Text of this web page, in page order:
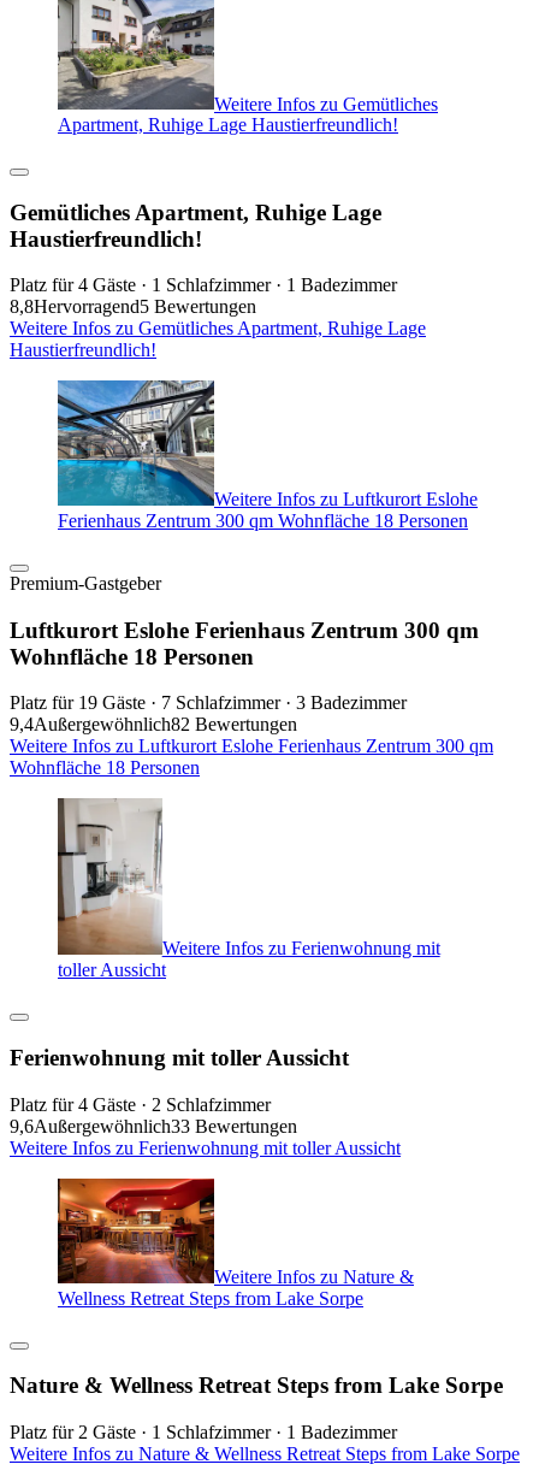
Weitere Infos zu Gemütliches
Apartment, Ruhige Lage Haustierfreundlich!
Gemütliches Apartment, Ruhige Lage
Haustierfreundlich!
Platz für 4 Gäste · 1 Schlafzimmer · 1 Badezimmer
8,8Hervorragend5 Bewertungen
Weitere Infos zu Gemütliches Apartment, Ruhige Lage
Haustierfreundlich!
Weitere Infos zu Luftkurort Eslohe
Ferienhaus Zentrum 300 qm Wohnfläche 18 Personen
Premium-Gastgeber
Luftkurort Eslohe Ferienhaus Zentrum 300 qm
Wohnfläche 18 Personen
Platz für 19 Gäste · 7 Schlafzimmer · 3 Badezimmer
9,4Außergewöhnlich82 Bewertungen
Weitere Infos zu Luftkurort Eslohe Ferienhaus Zentrum 300 qm
Wohnfläche 18 Personen
Weitere Infos zu Ferienwohnung mit
toller Aussicht
Ferienwohnung mit toller Aussicht
Platz für 4 Gäste · 2 Schlafzimmer
9,6Außergewöhnlich33 Bewertungen
Weitere Infos zu Ferienwohnung mit toller Aussicht
Weitere Infos zu Nature &
Wellness Retreat Steps from Lake Sorpe
Nature & Wellness Retreat Steps from Lake Sorpe
Platz für 2 Gäste · 1 Schlafzimmer · 1 Badezimmer
Weitere Infos zu Nature & Wellness Retreat Steps from Lake Sorpe